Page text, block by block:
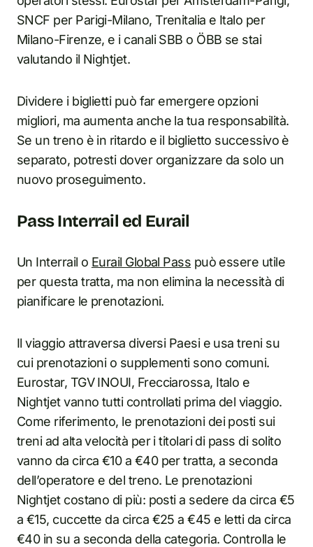
SNCF per Parigi-Milano, Trenitalia e Italo per
Milano-Firenze, e i canali SBB o ÖBB se stai
valutando il Nightjet.
Dividere i biglietti può far emergere opzioni
migliori, ma aumenta anche la tua responsabilità.
Se un treno è in ritardo e il biglietto successivo è
separato, potresti dover organizzare da solo un
nuovo proseguimento.
Pass Interrail ed Eurail
Un Interrail o Eurail Global Pass può essere utile
per questa tratta, ma non elimina la necessità di
pianificare le prenotazioni.
Il viaggio attraversa diversi Paesi e usa treni su
cui prenotazioni o supplementi sono comuni.
Eurostar, TGV INOUI, Frecciarossa, Italo e
Nightjet vanno tutti controllati prima del viaggio.
Come riferimento, le prenotazioni dei posti sui
treni ad alta velocità per i titolari di pass di solito
vanno da circa €10 a €40 per tratta, a seconda
dell’operatore e del treno. Le prenotazioni
Nightjet costano di più: posti a sedere da circa €5
a €15, cuccette da circa €25 a €45 e letti da circa
€40 in su a seconda della categoria. Controlla le